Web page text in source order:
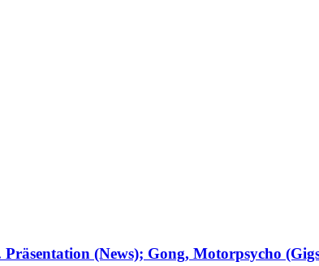
(News); Gong, Motorpsycho